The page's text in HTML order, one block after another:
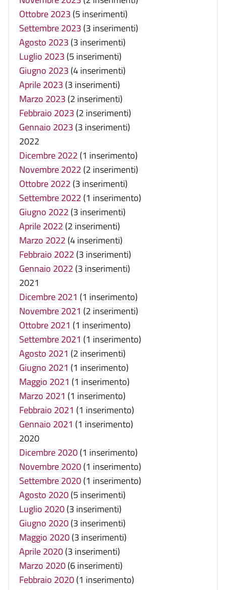
Ottobre 2023 (5 inserimenti)
Settembre 2023 (3 inserimenti)
Agosto 2023 (3 inserimenti)
Luglio 2023 (5 inserimenti)
Giugno 2023 (4 inserimenti)
Aprile 2023 (3 inserimenti)
Marzo 2023 (2 inserimenti)
Febbraio 2023 (2 inserimenti)
Gennaio 2023 (3 inserimenti)
2022
Dicembre 2022 (1 inserimento)
Novembre 2022 (2 inserimenti)
Ottobre 2022 (3 inserimenti)
Settembre 2022 (1 inserimento)
Giugno 2022 (3 inserimenti)
Aprile 2022 (2 inserimenti)
Marzo 2022 (4 inserimenti)
Febbraio 2022 (3 inserimenti)
Gennaio 2022 (3 inserimenti)
2021
Dicembre 2021 (1 inserimento)
Novembre 2021 (2 inserimenti)
Ottobre 2021 (1 inserimento)
Settembre 2021 (1 inserimento)
Agosto 2021 (2 inserimenti)
Giugno 2021 (1 inserimento)
Maggio 2021 (1 inserimento)
Marzo 2021 (1 inserimento)
Febbraio 2021 (1 inserimento)
Gennaio 2021 (1 inserimento)
2020
Dicembre 2020(1 inserimento)
Novembre 2020(1 inserimento)
Settembre 2020(1 inserimento)
Agosto 2020(5 inserimenti)
Luglio 2020(3 inserimenti)
Giugno 2020(3 inserimenti)
Maggio 2020(3 inserimenti)
Aprile 2020(3 inserimenti)
Marzo 2020(6 inserimenti)
Febbraio 2020(1 inserimento)